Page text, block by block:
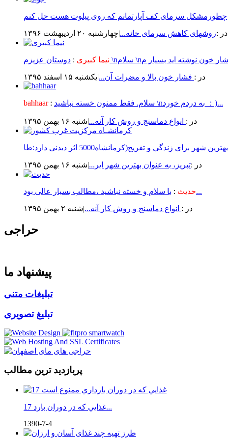
در :روشهای کاهش سرمای خانه...|چهارشنبه ۲۰ ارديبهشت ۱۳۹۶
نیما کبیری :
در : فشار خون بالا و مضرات آن...|يكشنبه ۱۵ اسفند ۱۳۹۵
bahhaar: سلام. فقط ممنون خسته نباشید \nبه دردم خورد ：)...
در : انواع دماسنج و روش كار آنه...|شنبه ۱۶ بهمن ۱۳۹۵
در :تبریز، به عنوان بهترین شهر ایر...|شنبه ۱۶ بهمن ۱۳۹۵
حدیث : با سلام و خسته نباشید ،مطالب بسیار عالی بود...
در : انواع دماسنج و روش كار آنه...|شنبه ۲ بهمن ۱۳۹۵
حراجی
پیشنهاد ما
تبلیغات متنی
تبلیغ تصویری
پربازدید ترین مطالب
17 غذايي كه در دوران بارد...
1390-7-4